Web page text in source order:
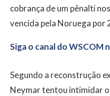
cobrança de um pênalti
vencida pela Noruega por
Siga o canal do WSCOM
Segundo a reconstrução
Neymar tentou intimidar